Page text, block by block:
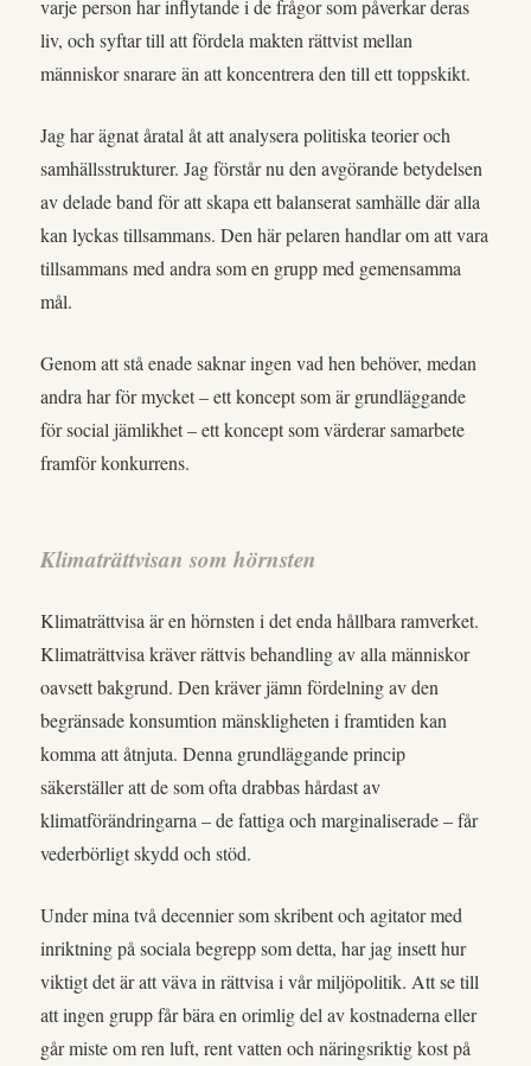
varje person har inflytande i de frågor som påverkar deras
liv, och syftar till att fördela makten rättvist mellan
människor snarare än att koncentrera den till ett toppskikt.
Jag har ägnat åratal åt att analysera politiska teorier och
samhällsstrukturer. Jag förstår nu den avgörande betydelsen
av delade band för att skapa ett balanserat samhälle där alla
kan lyckas tillsammans. Den här pelaren handlar om att vara
tillsammans med andra som en grupp med gemensamma
mål.
Genom att stå enade saknar ingen vad hen behöver, medan
andra har för mycket – ett koncept som är grundläggande
för social jämlikhet – ett koncept som värderar samarbete
framför konkurrens.
Klimaträttvisan som hörnsten
Klimaträttvisa är en hörnsten i det enda hållbara ramverket.
Klimaträttvisa kräver rättvis behandling av alla människor
oavsett bakgrund. Den kräver jämn fördelning av den
begränsade konsumtion mänskligheten i framtiden kan
komma att åtnjuta. Denna grundläggande princip
säkerställer att de som ofta drabbas hårdast av
klimatförändringarna – de fattiga och marginaliserade – får
vederbörligt skydd och stöd.
Under mina två decennier som skribent och agitator med
inriktning på sociala begrepp som detta, har jag insett hur
viktigt det är att väva in rättvisa i vår miljöpolitik. Att se till
att ingen grupp får bära en orimlig del av kostnaderna eller
går miste om ren luft, rent vatten och näringsriktig kost på